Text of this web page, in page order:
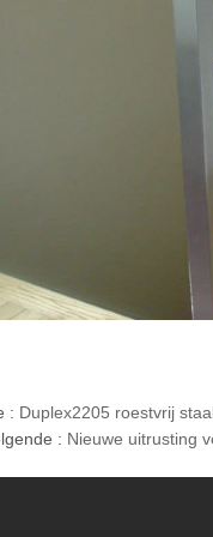
: Duplex2205 roestvrij
: Nieuwe uitrusting